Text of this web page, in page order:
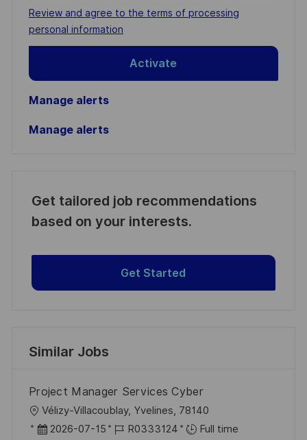
address
(Required)
Required
Review and agree to the terms of processing
personal information
Activate
Manage alerts
Manage alerts
Get tailored job recommendations
based on your interests.
Get Started
Similar Jobs
Project Manager Services Cyber
L
o
Vélizy-Villacoublay, Yvelines, 78140
P 2026-07-15
J
R0333124
Full time